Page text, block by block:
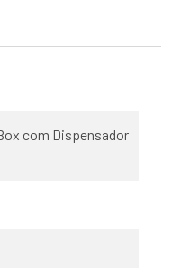
com Dispensador